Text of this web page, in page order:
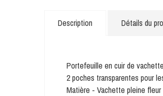
Description Détails du
Portefeuille en cuir de
2 poches transparentes pour
Matière - Vachette pleine